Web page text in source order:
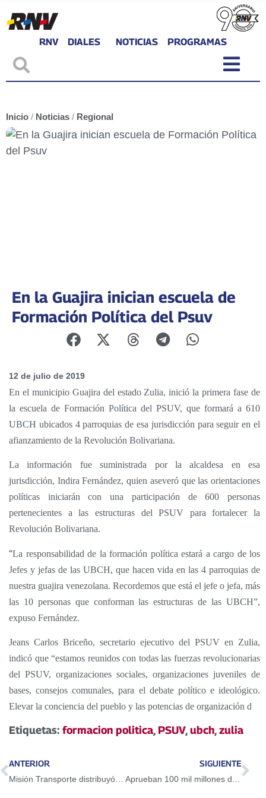
RNV DIALES NOTICIAS PROGRAMAS
Inicio / Noticias / Regional
En la Guajira inician escuela de
Formación Política del Psuv
12 de julio de 2019
En el municipio Guajira del estado Zulia, inició la primera fase de
la escuela de Formación Política del PSUV, que formará a 610
UBCH ubicados 4 parroquias de esa jurisdicción para seguir en el
afianzamiento de la Revolución Bolivariana.
La información fue suministrada por la alcaldesa en esa
jurisdicción, Indira Fernández, quien aseveró que las orientaciones
políticas iniciarán con una participación de 600 personas
pertenecientes a las estructuras del PSUV para fortalecer la
Revolución Bolivariana.
“La responsabilidad de la formación política estará a cargo de los
Jefes y jefas de las UBCH, que hacen vida en las 4 parroquias de
nuestra guajira venezolana. Recordemos que está el jefe o jefa, más
las 10 personas que conforman las estructuras de las UBCH”,
expuso Fernández.
Jeans Carlos Briceño, secretario ejecutivo del PSUV en Zulia,
indicó que “estamos reunidos con todas las fuerzas revolucionarias
del PSUV, organizaciones sociales, organizaciones juveniles de
bases, consejos comunales, para el debate político e ideológico.
Elevar la conciencia del pueblo y las potencias de organización d
Etiquetas: formacion politica, PSUV,ubch,zulia
ANTERIOR
Misión Transporte distribuyó baterías y lubricantes a más de 1.400 transportistas de Barinas
SIGUIENTE
Aprueban 100 mil millones de bolívares para Sector Automotriz